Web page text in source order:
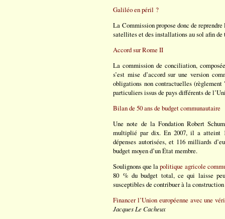
Galiléo en péril ?
La Commission propose donc de
satellites et des installations au sol afin
Accord sur Rome II
La commission de conciliation,
s’est mise d’accord sur une version
obligations non contractuelles
particuliers issus de pays différents de
Bilan de 50 ans de budget communautaire
Une note de la Fondation Robert
multiplié par dix. En 2007, il a atteint
dépenses autorisées, et 116 milliards
budget moyen d’un État membre.
Soulignons que lapolitique agricole
80 % du budget total, ce qui laisse
susceptibles de contribuer à la construction
Financer l’Union européenne avec une
Jacques Le Cacheux